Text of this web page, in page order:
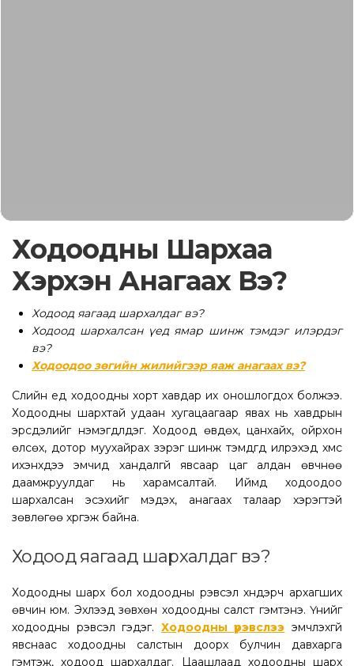
Ходоодны Шархаа
Хэрхэн Анагаах Вэ?
Ходоод яагаад шархалдаг вэ?
Ходоод шархалсан үед ямар шинж тэмдэг илэрдэг
вэ?
Ходоодоо зөгийн жилийгээр яаж анагаах вэ?
Сүүлийн үед ходоодны хорт хавдар их оношлогдох болжээ.
Ходоодны шархтай удаан хугацаагаар явах нь хавдрын
эрсдэлийг нэмэгдүүлдэг. Ходоод өвдөх, цанхайх, ойрхон
өлсөх, дотор муухайрах зэрэг шинж тэмдгүүд илрэхэд хүмүүс
ихэнхдээ эмчид хандалгүй явсаар цаг алдан өвчнөө
даамжруулдаг нь харамсалтай. Иймд ходоодоо
шархалсан эсэхийг мэдэх, анагаах талаар хэрэгтэй
зөвлөгөө хүргэж байна.
Ходоод яагаад шархалдаг вэ?
Ходоодны шарх бол ходоодны үрэвсэл хүндэрч архагших
өвчин юм. Эхлээд зөвхөн ходоодны салст гэмтэнэ. Үүнийг
ходоодны үрэвсэл гэдэг. Ходоодны үрэвслээ эмчлэхгүй
явснаас ходоодны салстын доорх булчин давхарга
гэмтэж, ходоод шархалдаг. Цаашлаад ходоодны шарх